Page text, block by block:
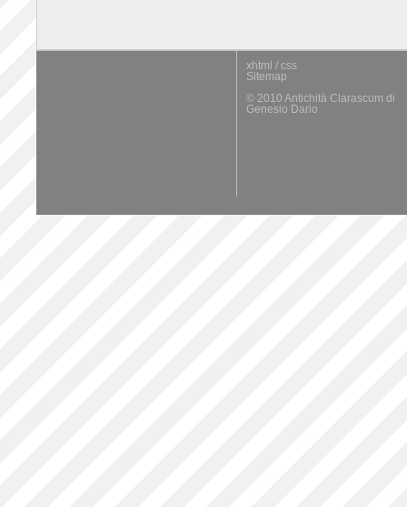
xhtml / css
Sitemap
© 2010 Antichità Clarascum di
Genesio Dario